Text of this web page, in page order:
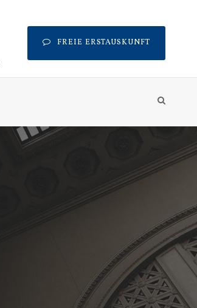
FREIE ERSTAUSKUNFT